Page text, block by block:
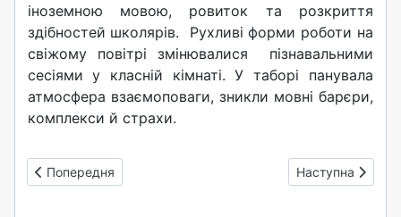
іноземною мовою, ровиток та розкриття
здібностей школярів. Рухливі форми роботи на
свіжому повітрі змінювалися пізнавальними
сесіями у класній кімнаті. У таборі панувала
атмосфера взаємоповаги, зникли мовні барєри,
комплекси й страхи.
Попередня стаття: Привітання зі святом першого дзвоника
Попередня Наступна
Наступна